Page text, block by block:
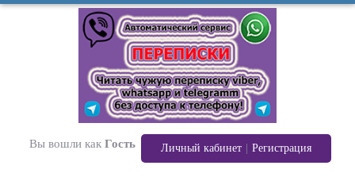
Вы вошли как Гость Личный кабинет | Регистрация